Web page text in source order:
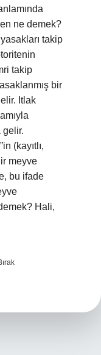
ne demek?
takip
takip
bir
Itlak
gelir.
(kayıtlı,
meyve
bu ifade
Hali,